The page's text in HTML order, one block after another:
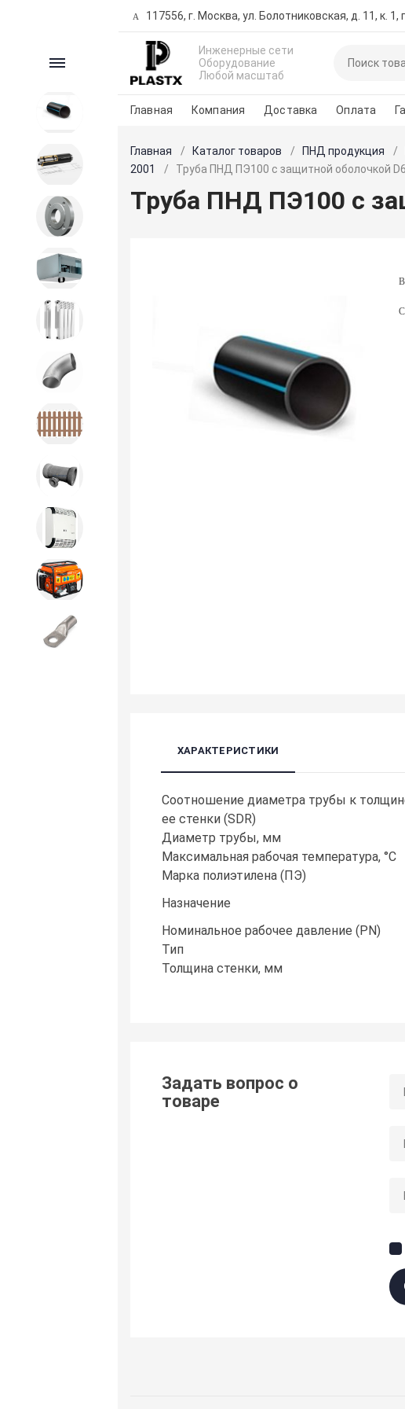
117556, г. Москва, ул. Болотниковская, д. 11, к.
Инженерные сети
Оборудование
Любой масштаб
Главная Компания Доставка Оплата
Каталог
ПНД продукция
Трубы предизолированные
Запорная и регулирующая
Детали трубопроводов и
Главная Каталог товаров ПНД продукция
2001
Труба ПНД ПЭ100 с защитной оболочкой
Труба ПНД ПЭ100 с
ХАРАКТЕРИСТИКИ
Cоотношение диаметра трубы к
ее стенки (SDR)
Диаметр трубы, мм
Максимальная рабочая температура, °С
Марка полиэтилена (ПЭ)
Назначение
Номинальное рабочее давление (PN)
Тип
Толщина стенки, мм
Задать вопрос о
товаре